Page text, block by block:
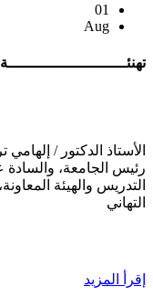
01
Aug
تهنئــــــــــــــــــــــــــة
التهاني
إقرأ المزيد